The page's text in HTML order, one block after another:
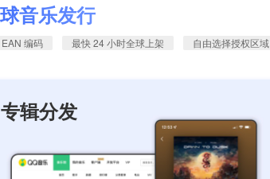
音乐发行
编码 最快 24 小时全球上架 自由选择授权区域
专辑分发